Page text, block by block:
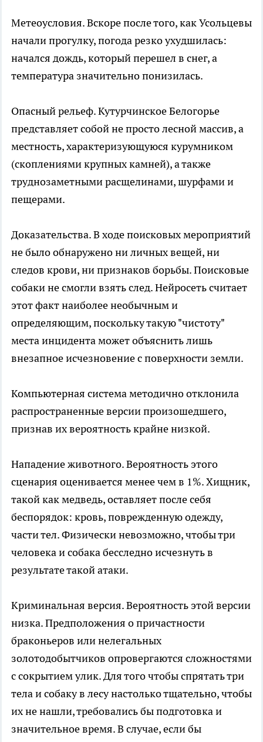
Метеоусловия. Вскоре после того, как Усольцевы
начали прогулку, погода резко ухудшилась:
начался дождь, который перешел в снег, а
температура значительно понизилась.
Опасный рельеф. Кутурчинское Белогорье
представляет собой не просто лесной массив, а
местность, характеризующуюся курумником
(скоплениями крупных камней), а также
труднозаметными расщелинами, шурфами и
пещерами.
Доказательства. В ходе поисковых мероприятий
не было обнаружено ни личных вещей, ни
следов крови, ни признаков борьбы. Поисковые
собаки не смогли взять след. Нейросеть считает
этот факт наиболее необычным и
определяющим, поскольку такую "чистоту"
места инцидента может объяснить лишь
внезапное исчезновение с поверхности земли.
Компьютерная система методично отклонила
распространенные версии произошедшего,
признав их вероятность крайне низкой.
Нападение животного. Вероятность этого
сценария оценивается менее чем в 1%. Хищник,
такой как медведь, оставляет после себя
беспорядок: кровь, поврежденную одежду,
части тел. Физически невозможно, чтобы три
человека и собака бесследно исчезнуть в
результате такой атаки.
Криминальная версия. Вероятность этой версии
низка. Предположения о причастности
браконьеров или нелегальных
золотодобытчиков опровергаются сложностями
с сокрытием улик. Для того чтобы спрятать три
тела и собаку в лесу настолько тщательно, чтобы
их не нашли, требовались бы подготовка и
значительное время. В случае, если бы